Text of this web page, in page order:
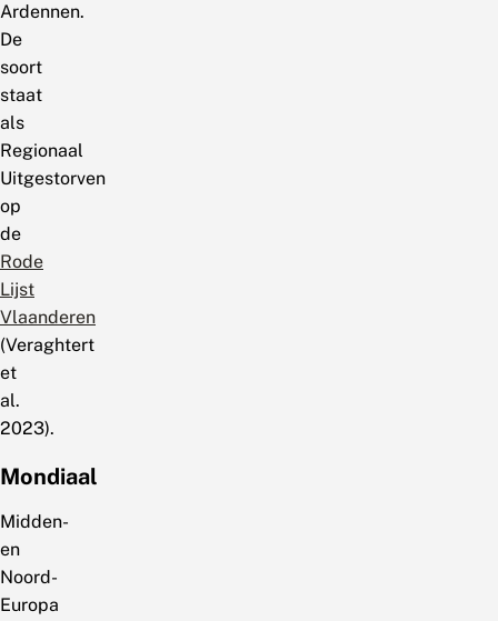
Ardennen.
De
soort
staat
als
Regionaal
Uitgestorven
op
de
Rode
Lijst
Vlaanderen
(Veraghtert
et
al.
2023).
Mondiaal
Midden-
en
Noord-
Europa